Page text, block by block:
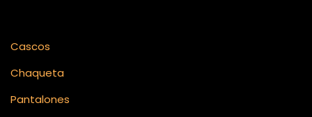
Cascos
Chaqueta
Pantalones